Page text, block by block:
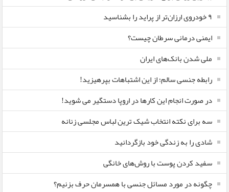
٩ خودروی ارزان‌تر از پراید را بشناسید
ایمنی درمانی سرطان چیست؟
ملی شدن بانک‌های ایران
رابطه جنسی سالم؛ از این اشتباهات بپرهیزید!
در صورت انجام این کارها در اروپا دستگیر می شوید!
سه برای نکته انتخاب شیک ترین لباس مجلسی زنانه
شادی را به زندگی خود بازگردانید
سفید کردن پوست با روش‌های خانگی
چگونه در مورد مسائل جنسی با همسرمان حرف بزنیم؟